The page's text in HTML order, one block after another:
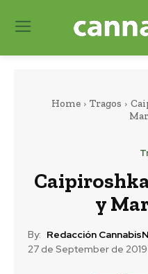
Home Tragos
y
By: Redacción
27 de September de 2019